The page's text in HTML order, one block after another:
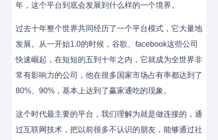
年，这个平台到底会发展到什么样的一个境界。
过去十年整个世界共同经历了一个平台模式，它大量地
发展。从一开始1.0的时候，谷歌、facebook这些公司
快速崛起，在短短的五到十年之内，它就成为全世界非
常有影响力的公司，他在很多国家市场占有率都达到了
80%、90%，基本上达到了赢家通吃的现象。
这个时代最主要的平台，我们理解为就是做连接的，通
过互联网技术，把以前很多不认识的朋友，能够通过社